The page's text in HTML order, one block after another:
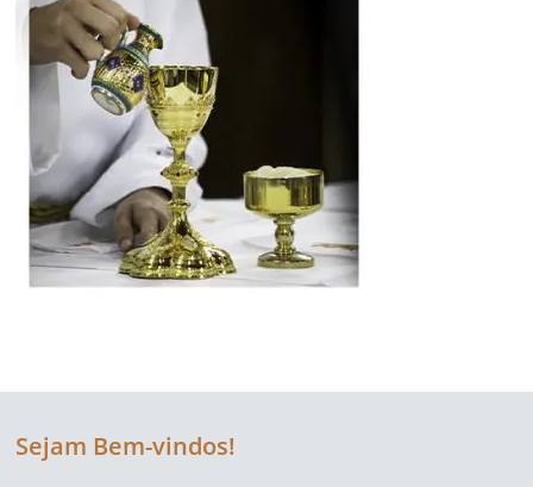
Sejam Bem-vindos!